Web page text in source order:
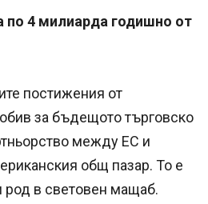
по 4 милиарда годишно от
постижения от
за бъдещото търговско
между ЕС и
общ пазар. То е
род в световен мащаб.